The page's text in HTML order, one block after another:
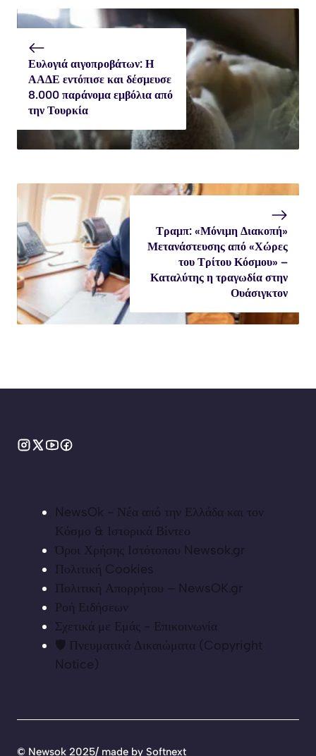
Ευλογιά αιγοπροβάτων: Η
ΑΑΔΕ εντόπισε και δέσμευσε
8.000 παράνομα εμβόλια από
την Τουρκία
Τραμπ: «Μόνιμη Διακοπή»
Μετανάστευσης από «Χώρες
του Τρίτου Κόσμου» –
Καταλύτης η τραγωδία στην
Ουάσιγκτον
NewsOk - Νέα από την Ελλάδα και τον
Κόσμο & Ιστορικά Βίντεο
Όροι Χρήσης Ιστότοπου Newsok.gr
Πολιτική Cookies
Πολιτική Απορρήτου – NewsOK.gr
Ροή Ειδήσεων
Σχετικά με Εμάς - Επικοινωνία
🛡️ Πνευματικά Δικαιώματα (Copyright
Notice)
© Newsok 2025/ made by Softnext